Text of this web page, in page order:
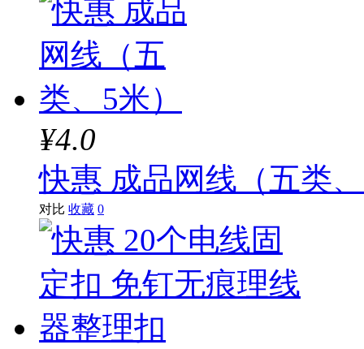
¥4.0
快惠 成品网线（五类
对比 收藏 0